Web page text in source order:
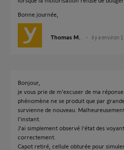
Bonne journée,
Thomas M. il y a environ
Bonjour,
je vous prie de m'excuser de ma
phénomène ne se produit que par
survienne de nouveau.
l'instant.
J'ai simplement observé l'état des
correctement.
Capot retiré, cellule obturée pour